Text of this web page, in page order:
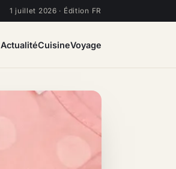
1 juillet 2026 · Édition FR
ActualitéCuisineVoyage